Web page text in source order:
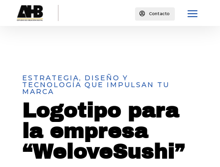
 Contacto
ESTRATEGIA, DISEÑO Y
TECNOLOGÍA QUE IMPULSAN TU
MARCA
Logotipo para
la empresa
“WeloveSushi”